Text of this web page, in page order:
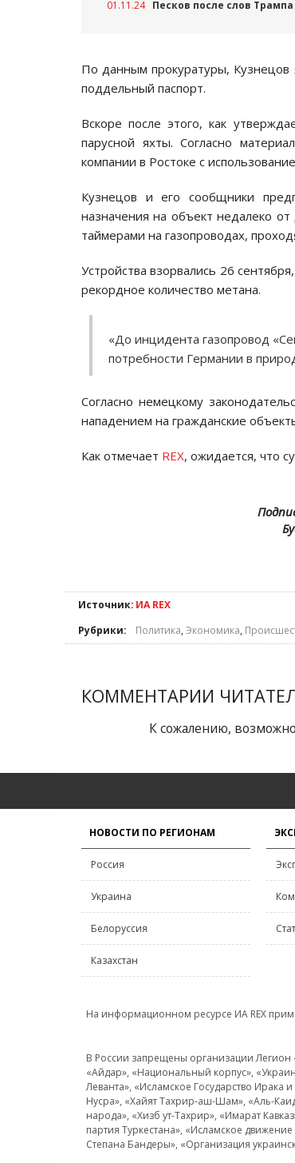
01.11.24 Песков после слов
По данным прокуратуры,
поддельный паспорт.
Вскоре после этого, как
парусной яхты. Согласно
компании в Ростоке с
Кузнецов и его сообщники
назначения на объект недалеко
таймерами на газопроводах,
Устройства взорвались 26
рекордное количество метана.
«До инцидента газопровод
потребности Германии в
Согласно немецкому
нападением на гражданские
Как отмечает REX, ожидается, что
Источник: ИА REX
Рубрики:
Политика, Экономика,
КОММЕНТАРИИ
К сожалению,
НОВОСТИ ПО РЕГИОНАМ
Россия
Украина
Белоруссия
Казахстан
На информационном ресурсе ИА REX
В России запрещены организации Легион
«Айдар», «Национальный корпус»,
Леванта», «Исламское Государство
Нусра», «Хайят Тахрир-аш-Шам», «Аль-
народа», «Хизб ут-Тахрир», «Имарат
партия Туркестана», «Исламское
Степана Бандеры», «Организация